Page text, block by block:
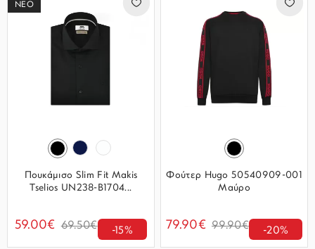
ΝΕΟ
Πουκάμισο Slim Fit Makis
Tselios UN238-B1704...
59.00€ 69.50€ -15%
Φούτερ Hugo 50540909-001
Μαύρο
79.90€ 99.90€ -20%